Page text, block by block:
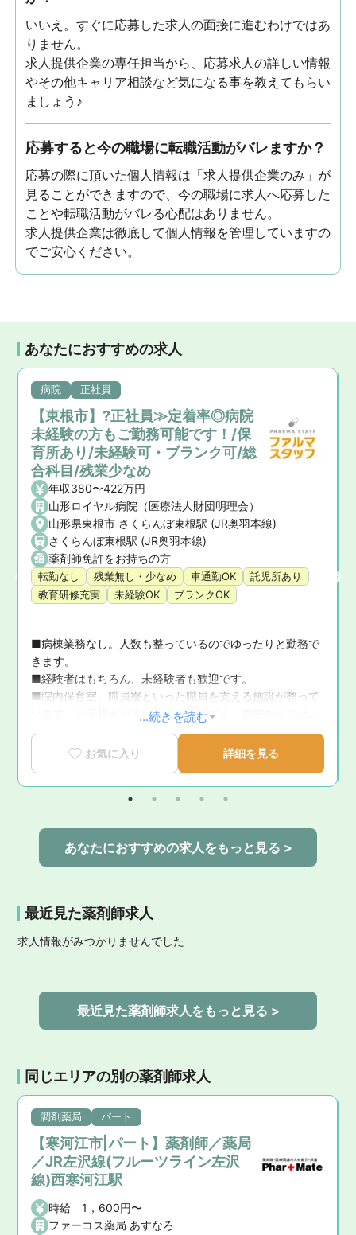
いいえ。すぐに応募した求人の面接に進むわけではあ
りません。
求人提供企業の専任担当から、応募求人の詳しい情報
やその他キャリア相談など気になる事を教えてもらい
ましょう♪
応募すると今の職場に転職活動がバレますか？
応募の際に頂いた個人情報は「求人提供企業のみ」が
見ることができますので、今の職場に求人へ応募した
ことや転職活動がバレる心配はありません。
求人提供企業は徹底して個人情報を管理していますの
でご安心ください。
あなたにおすすめの求人
病院 正社員
【東根市】?正社員≫定着率◎病院
未経験の方もご勤務可能です！/保
育所あり/未経験可・ブランク可/総
合科目/残業少なめ
年収380〜422万円
山形ロイヤル病院（医療法人財団明理会）
山形県東根市 さくらんぼ東根駅 (JR奥羽本線)
さくらんぼ東根駅 (JR奥羽本線)
薬剤師免許をお持ちの方
転勤なし 残業無し・少なめ 車通勤OK
託児所あり
教育研修充実
未経験OK ブランクOK
■病棟業務なし。人数も整っているのでゆったりと勤務で
きます。
■経験者はもちろん、未経験者も歓迎です。
■院内保育室、職員寮といった職員を支える施設が整って
います。お子様が小さい方も働きやすく、病院ならではの
安心して働ける環境です。
...続きを読む
お気に入り 詳細を見る
あなたにおすすめの求人をもっと見る >
最近見た薬剤師求人
求人情報がみつかりませんでした
最近見た薬剤師求人をもっと見る >
同じエリアの別の薬剤師求人
調剤薬局 パート
【寒河江市|パート】薬剤師／薬局
／JR左沢線(フルーツライン左沢
線)西寒河江駅
時給 1，600円〜
ファーコス薬局 あすなろ